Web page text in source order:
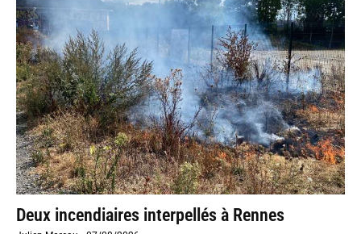
Deux incendiaires interpellés à Rennes